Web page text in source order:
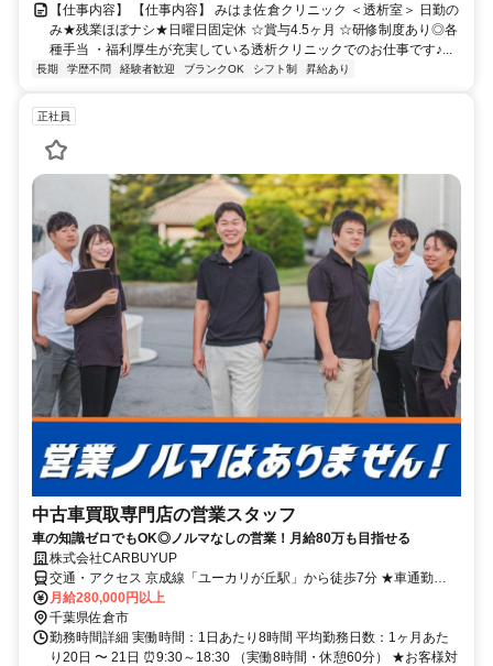
【仕事内容】 【仕事内容】 みはま佐倉クリニック ＜透析室＞ 日勤の
み★残業ほぼナシ★日曜日固定休 ☆賞与4.5ヶ月 ☆研修制度あり◎各
種手当 ・福利厚生が充実している透析クリニックでのお仕事です♪...
長期 学歴不問 経験者歓迎 ブランクOK シフト制 昇給あり
正社員
中古車買取専門店の営業スタッフ
車の知識ゼロでもOK◎ノルマなしの営業！月給80万も目指せる
株式会社CARBUYUP
交通・アクセス 京成線「ユーカリが丘駅」から徒歩7分 ★車通勤
OK（駐車場完備）
月給280,000円以上
千葉県佐倉市
勤務時間詳細 実働時間：1日あたり8時間 平均勤務日数：1ヶ月あた
り20日 〜 21日 ⏰9:30～18:30 （実働8時間・休憩60分） ★お客様対